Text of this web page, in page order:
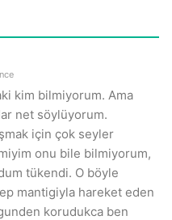
kim bilmiyorum. Ama
net söylüyorum.
için çok seyler
onu bile bilmiyorum,
tükendi. O böyle
mantigiyla hareket eden
korudukca ben